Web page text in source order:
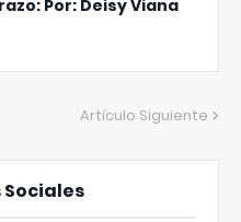
Por: Deisy Viana
Artículo Siguiente
Sociales